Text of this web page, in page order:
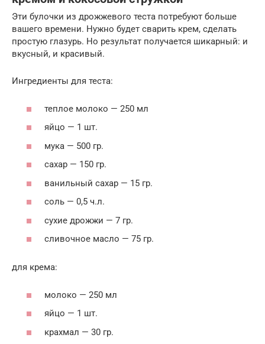
Эти булочки из дрожжевого теста потребуют больше
вашего времени. Нужно будет сварить крем, сделать
простую глазурь. Но результат получается шикарный: и
вкусный, и красивый.
Ингредиенты для теста:
теплое молоко — 250 мл
яйцо — 1 шт.
мука — 500 гр.
сахар — 150 гр.
ванильный сахар — 15 гр.
соль — 0,5 ч.л.
сухие дрожжи — 7 гр.
сливочное масло — 75 гр.
для крема:
молоко — 250 мл
яйцо — 1 шт.
крахмал — 30 гр.